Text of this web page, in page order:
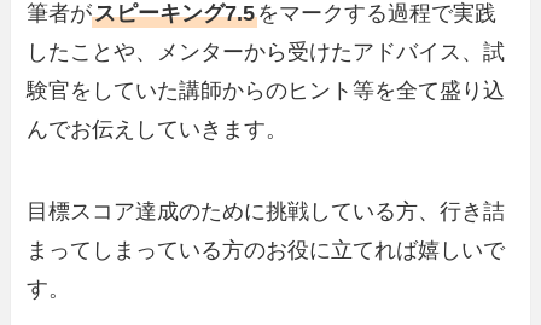
筆者がスピーキング7.5をマークする過程で実践
したことや、メンターから受けたアドバイス、試
験官をしていた講師からのヒント等を全て盛り込
んでお伝えしていきます。
目標スコア達成のために挑戦している方、行き詰
まってしまっている方のお役に立てれば嬉しいで
す。